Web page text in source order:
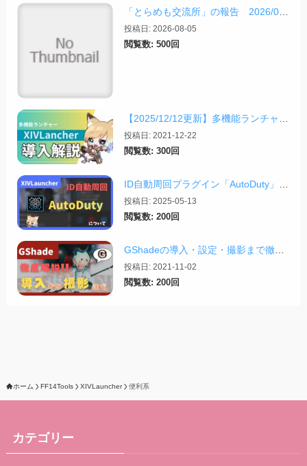
投稿日: 2026-08-05
閲覧数: 500回
投稿日: 2021-12-22
閲覧数: 300回
ID自動周回プラグイン「AutoDuty」の紹介【2025/11/09更新】
投稿日: 2025-05-13
閲覧数: 200回
GShadeの導入・設定・撮影まで徹底解説！【2026/03/25更新】
投稿日: 2021-11-02
閲覧数: 200回
ホーム FF14Tools XIVLauncher 便利系
カテゴリー